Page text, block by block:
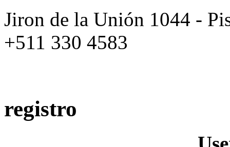
Jiron de la Unión 1044 -
+511 330 4583
registro